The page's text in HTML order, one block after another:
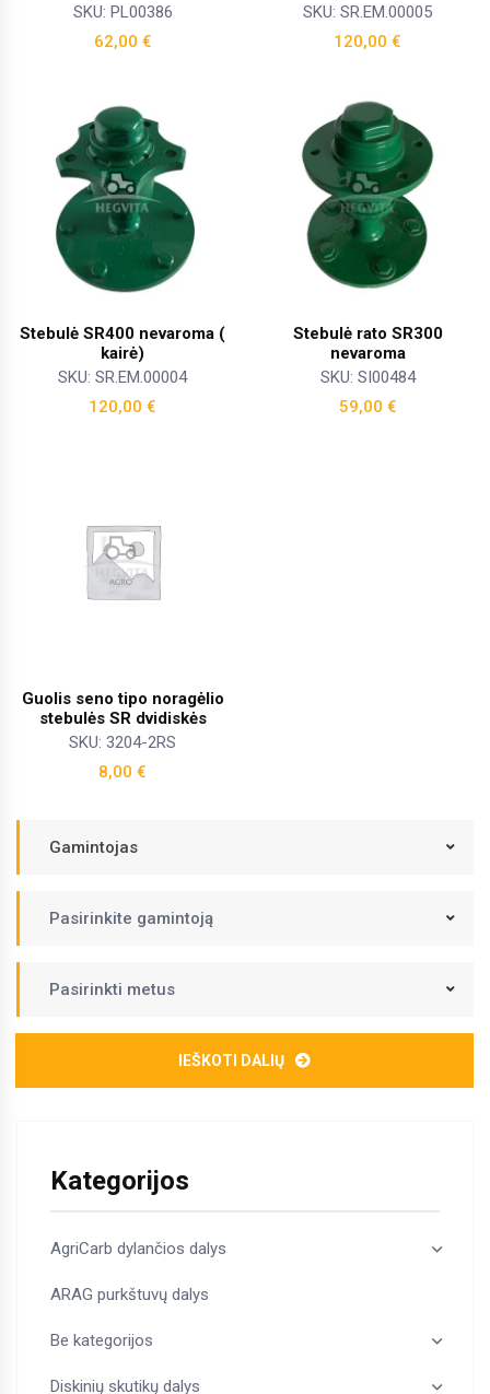
Gamintojas
Pasirinkite gamintoją
Pasirinkti metus
IEŠKOTI DALIŲ
Kategorijos
AgriCarb dylančios dalys
ARAG purkštuvų dalys
Be kategorijos
Diskinių skutikų dalys
SKU: PL00386
62,00 €
SKU: SR.EM.00005
120,00 €
Stebulė SR400 nevaroma (
kairė)
SKU: SR.EM.00004
120,00 €
Stebulė rato SR300
nevaroma
SKU: SI00484
59,00 €
Guolis seno tipo noragėlio
stebulės SR dvidiskės
SKU: 3204-2RS
8,00 €